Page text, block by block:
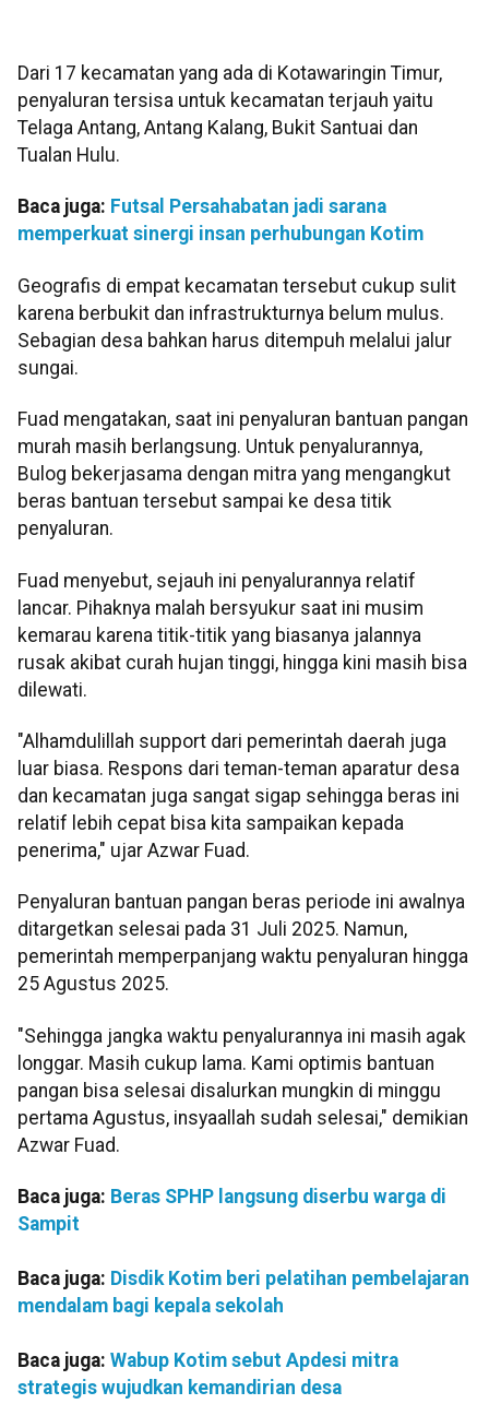
Dari 17 kecamatan yang ada di Kotawaringin Timur,
penyaluran tersisa untuk kecamatan terjauh yaitu
Telaga Antang, Antang Kalang, Bukit Santuai dan
Tualan Hulu.
Baca juga: Futsal Persahabatan jadi sarana
memperkuat sinergi insan perhubungan Kotim
Geografis di empat kecamatan tersebut cukup sulit
karena berbukit dan infrastrukturnya belum mulus.
Sebagian desa bahkan harus ditempuh melalui jalur
sungai.
Fuad mengatakan, saat ini penyaluran bantuan pangan
murah masih berlangsung. Untuk penyalurannya,
Bulog bekerjasama dengan mitra yang mengangkut
beras bantuan tersebut sampai ke desa titik
penyaluran.
Fuad menyebut, sejauh ini penyalurannya relatif
lancar. Pihaknya malah bersyukur saat ini musim
kemarau karena titik-titik yang biasanya jalannya
rusak akibat curah hujan tinggi, hingga kini masih bisa
dilewati.
"Alhamdulillah support dari pemerintah daerah juga
luar biasa. Respons dari teman-teman aparatur desa
dan kecamatan juga sangat sigap sehingga beras ini
relatif lebih cepat bisa kita sampaikan kepada
penerima," ujar Azwar Fuad.
Penyaluran bantuan pangan beras periode ini awalnya
ditargetkan selesai pada 31 Juli 2025. Namun,
pemerintah memperpanjang waktu penyaluran hingga
25 Agustus 2025.
"Sehingga jangka waktu penyalurannya ini masih agak
longgar. Masih cukup lama. Kami optimis bantuan
pangan bisa selesai disalurkan mungkin di minggu
pertama Agustus, insyaallah sudah selesai," demikian
Azwar Fuad.
Baca juga: Beras SPHP langsung diserbu warga di
Sampit
Baca juga: Disdik Kotim beri pelatihan pembelajaran
mendalam bagi kepala sekolah
Baca juga: Wabup Kotim sebut Apdesi mitra
strategis wujudkan kemandirian desa